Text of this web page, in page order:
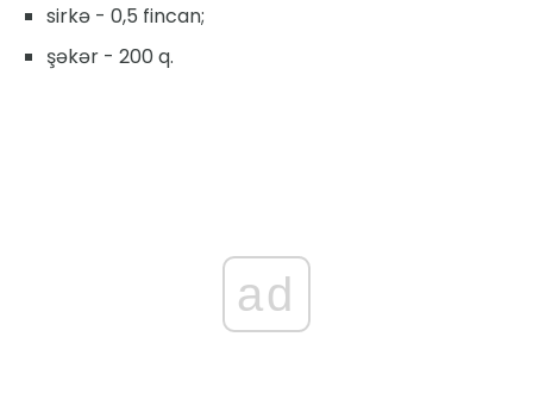
sirkə - 0,5 fincan;
şəkər - 200 q.
ad